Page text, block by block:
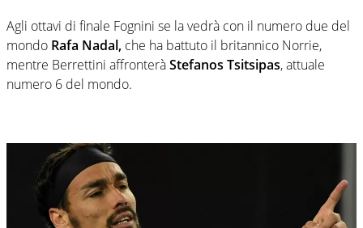
Agli ottavi di finale Fognini se la vedrà con il numero due del
mondo Rafa Nadal, che ha battuto il britannico Norrie,
mentre Berrettini affronteràStefanos Tsitsipas, attuale
numero 6 del mondo.